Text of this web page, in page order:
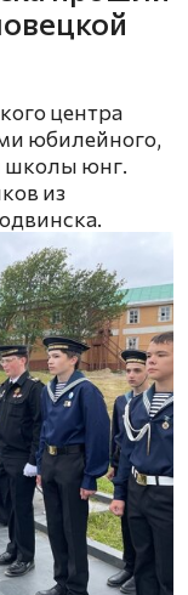
центра
юбилейного,
школы юнг.
из